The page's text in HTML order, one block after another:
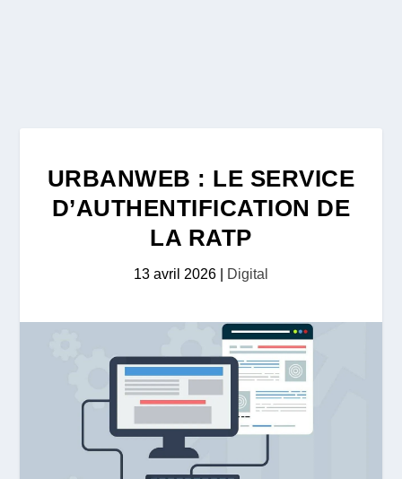
URBANWEB : LE SERVICE
D’AUTHENTIFICATION DE
LA RATP
13 avril 2026 Digital